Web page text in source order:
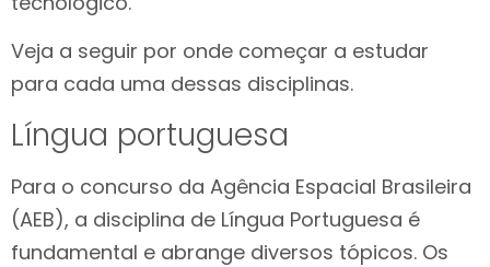
Veja a seguir por onde começar a estudar
para cada uma dessas disciplinas.
Língua portuguesa
Para o concurso da Agência Espacial Brasileira
(AEB), a disciplina de Língua Portuguesa é
fundamental e abrange diversos tópicos. Os